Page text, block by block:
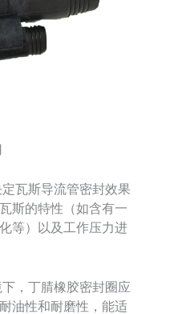
瓦斯导流管密封效果
斯的特性（如含有一
等）以及工作压力进
，丁腈橡胶密封圈应
油性和耐磨性，能适